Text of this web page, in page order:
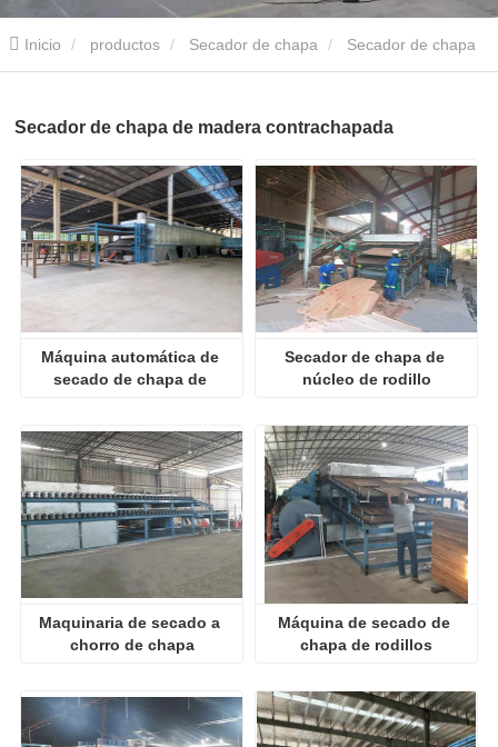
Inicio productos Secador de chapa
Secador de chapa de madera contrachapada
Máquina automática de
secado de chapa de
Secador de chapa de
núcleo de rodillo
Maquinaria de secado a
chorro de chapa
Máquina de secado de
chapa de rodillos